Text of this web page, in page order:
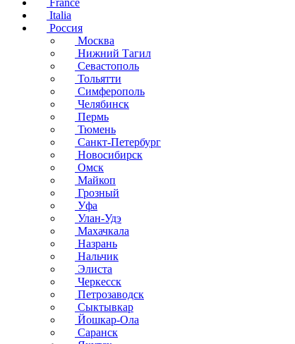
France
Italia
Россия
Москва
Нижний Тагил
Севастополь
Тольятти
Симферополь
Челябинск
Пермь
Тюмень
Санкт-Петербург
Новосибирск
Омск
Майкоп
Грозный
Уфа
Улан-Удэ
Махачкала
Назрань
Нальчик
Элиста
Черкесск
Петрозаводск
Сыктывкар
Йошкар-Ола
Саранск